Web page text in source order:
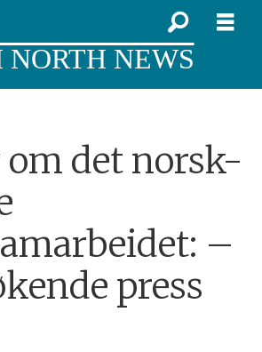
NORTH NEWS
om det norsk-
–
press